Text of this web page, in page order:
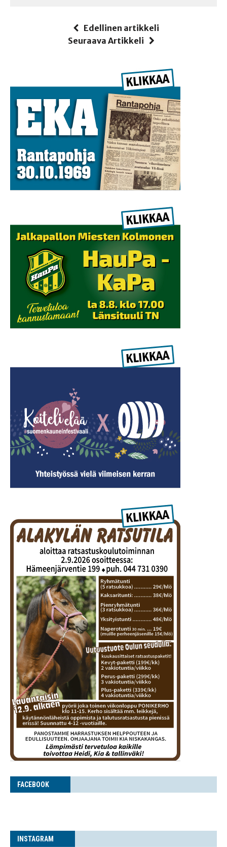
Edellinen artikkeli
Seuraava Artikkeli
FACE­BOOK
INS­TA­GRAM